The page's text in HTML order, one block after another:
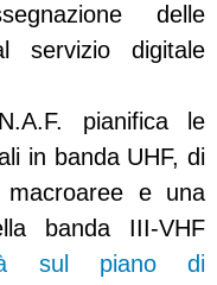
delle
servizio digitale
pianifica le
in banda UHF, di
e una
banda III-VHF
sul piano di